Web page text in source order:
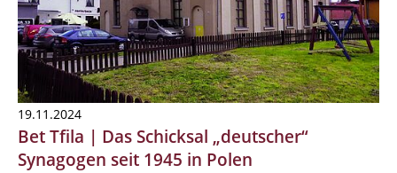
19.11.2024
Bet Tfila | Das Schicksal „deutscher“
Synagogen seit 1945 in Polen